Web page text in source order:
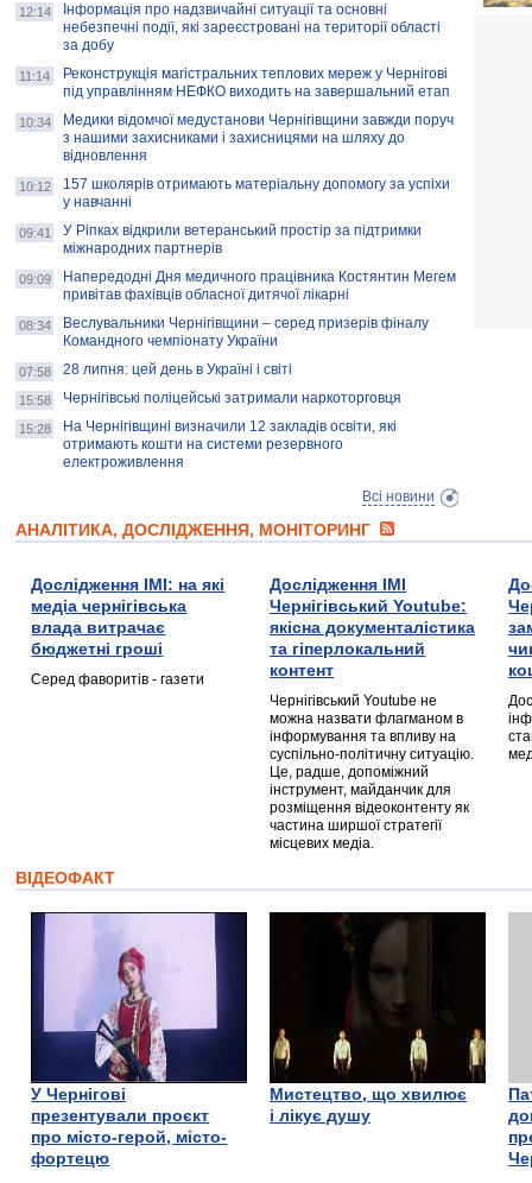
12:14
Інформація про надзвичайні ситуації та основні
небезпечні події, які зареєстровані на території області
за добу
11:14
Реконструкція магістральних теплових мереж у Чернігові
під управлінням НЕФКО виходить на завершальний етап
10:34
Медики відомчої медустанови Чернігівщини завжди поруч
з нашими захисниками і захисницями на шляху до
відновлення
10:12
157 школярів отримають матеріальну допомогу за успіхи
у навчанні
09:41
У Ріпках відкрили ветеранський простір за підтримки
міжнародних партнерів
09:09
Напередодні Дня медичного працівника Костянтин Мегем
привітав фахівців обласної дитячої лікарні
08:34
Веслувальники Чернігівщини – серед призерів фіналу
Командного чемпіонату України
07:58 28 липня: цей день в Україні і світі
15:58 Чернігівські поліцейські затримали наркоторговця
15:28
На Чернігівщині визначили 12 закладів освіти, які
отримають кошти на системи резервного
електроживлення
Всі новини
АНАЛІТИКА, ДОСЛІДЖЕННЯ, МОНІТОРИНГ
Дослідження ІМІ: на які
медіа чернігівська
влада витрачає
бюджетні гроші
Серед фаворитів - газети
Дослідження ІМІ
Чернігівський Youtube:
якісна документалістика
та гіперлокальний
контент
Чернігівський Youtube не
можна назвати флагманом в
інформування та впливу на
суспільно-політичну ситуацію.
Це, радше, допоміжний
інструмент, майданчик для
розміщення відеоконтенту як
частина ширшої стратегії
місцевих медіа.
ВІДЕОФАКТ
У Чернігові
презентували проєкт
про місто-герой, місто-
фортецю
Мистецтво, що хвилює
і лікує душу